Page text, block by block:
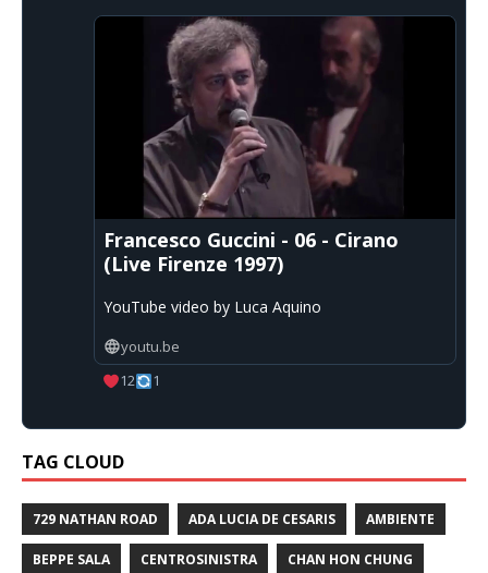
Francesco Guccini - 06 - Cirano
(Live Firenze 1997)
YouTube video by Luca Aquino
youtu.be
12
1
TAG CLOUD
729 NATHAN ROAD ADA LUCIA DE CESARIS AMBIENTE
BEPPE SALA CENTROSINISTRA CHAN HON CHUNG